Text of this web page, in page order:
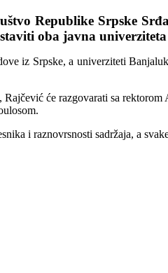
Republike Srpske
oba javna
iz Srpske, a univerziteti
će razgovarati sa
i raznovrsnosti sadržaja, a